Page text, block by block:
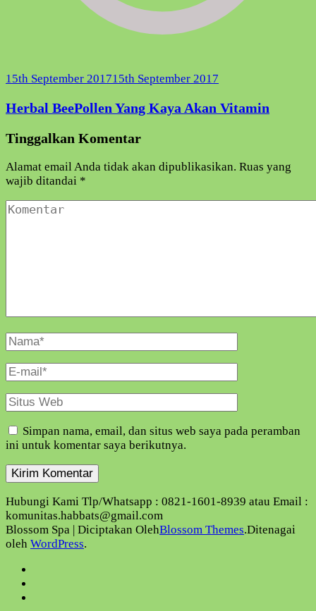
15th September 201715th September 2017
Herbal BeePollen Yang Kaya Akan Vitamin
Tinggalkan Komentar
Alamat email Anda tidak akan dipublikasikan. Ruas yang
wajib ditandai *
Komentar
Nama
Lengkap
E-
Mail
Situs
Web
Simpan nama, email, dan situs web saya pada peramban
ini untuk komentar saya berikutnya.
Hubungi Kami Tlp/Whatsapp : 0821-1601-8939 atau Email :
komunitas.habbats@gmail.com
Blossom Spa | Diciptakan OlehBlossom Themes.Ditenagai
oleh WordPress.